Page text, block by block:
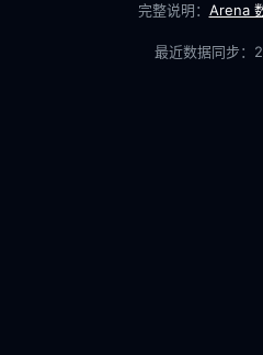
完整说明： Arena
最近数据同步：